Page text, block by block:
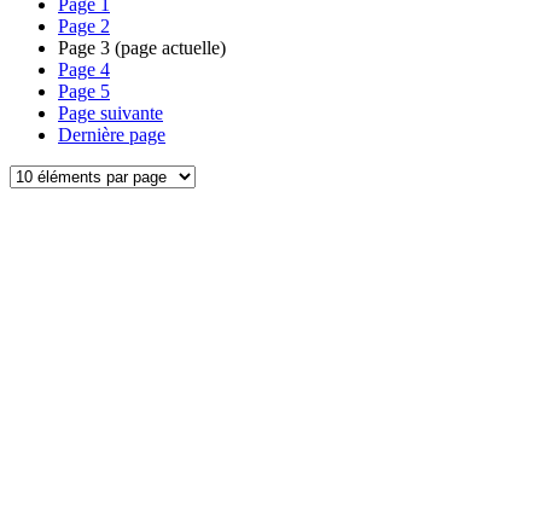
Page 1
Page 2
Page 3 (page actuelle)
Page 4
Page 5
Page suivante
Dernière page